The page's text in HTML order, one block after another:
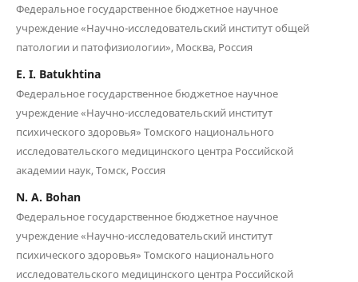
Федеральное государственное бюджетное научное
учреждение «Научно-исследовательский институт общей
патологии и патофизиологии», Москва, Россия
E. I. Batukhtina
Федеральное государственное бюджетное научное
учреждение «Научно-исследовательский институт
психического здоровья» Томского национального
исследовательского медицинского центра Российской
академии наук, Томск, Россия
N. A. Bohan
Федеральное государственное бюджетное научное
учреждение «Научно-исследовательский институт
психического здоровья» Томского национального
исследовательского медицинского центра Российской